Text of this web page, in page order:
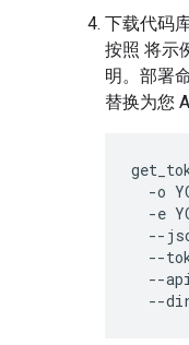
下载代码
按照 将示
明。部署
替换为您
-o
-e
--
--
--
--